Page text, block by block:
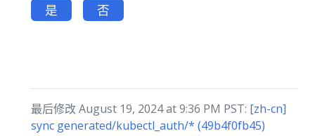
是 否
最后修改 August 19, 2024 at 9:36 PM PST: [zh-cn]
sync generated/kubectl_auth/* (49b4f0fb45)